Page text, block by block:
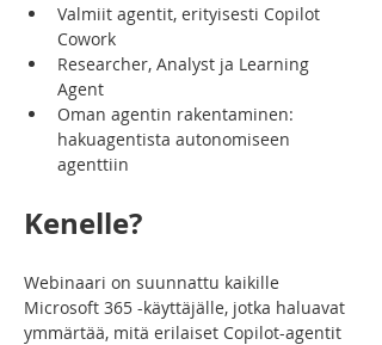
Valmiit agentit, erityisesti Copilot
Cowork
Researcher, Analyst ja Learning
Agent
Oman agentin rakentaminen:
hakuagentista autonomiseen
agenttiin
Kenelle?
Webinaari on suunnattu kaikille
Microsoft 365 -käyttäjälle, jotka haluavat
ymmärtää, mitä erilaiset Copilot-agentit